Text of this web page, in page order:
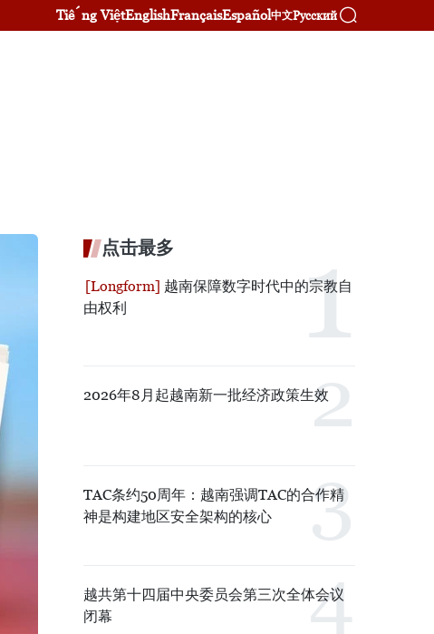
Tiếng ViệtEnglishFrançaisEspañol中文Русский
点击最多
越南保障数字时代中的宗教自
由权利
2026年8月起越南新一批经济政策生效
TAC条约50周年：越南强调TAC的合作精
神是构建地区安全架构的核心
越共第十四届中央委员会第三次全体会议
闭幕